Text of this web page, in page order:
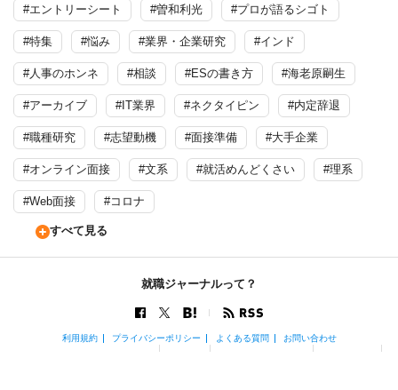
#エントリーシート #曽和利光 #プロが語るシゴト
#特集 #悩み #業界・企業研究 #インド
#人事のホンネ #相談 #ESの書き方 #海老原嗣生
#アーカイブ #IT業界 #ネクタイピン #内定辞退
#職種研究 #志望動機 #面接準備 #大手企業
#オンライン面接 #文系 #就活めんどくさい #理系
#Web面接 #コロナ
すべて見る
就職ジャーナルって？
利用規約 プライバシーポリシー よくある質問 お問い合わせ